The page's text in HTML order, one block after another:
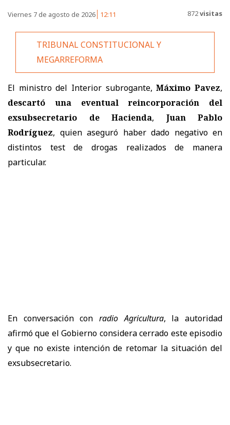
Viernes 7 de agosto de 2026 12:11 872visitas
TRIBUNAL CONSTITUCIONAL Y
MEGARREFORMA
El ministro del Interior subrogante,Máximo Pavez,
descartó una eventual reincorporación del
exsubsecretario de Hacienda, Juan Pablo
Rodríguez, quien aseguró haber dado negativo en
distintos test de drogas realizados de manera
particular.
En conversación con radio Agricultura, la autoridad
afirmó que el Gobierno considera cerrado este episodio
y que no existe intención de retomar la situación del
exsubsecretario.